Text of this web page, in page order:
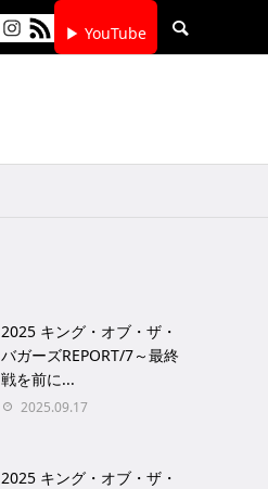
▶ YouTube
2025 キング・オブ・ザ・
バガーズREPORT/7～最終
戦を前に...
2025.09.17
2025 キング・オブ・ザ・